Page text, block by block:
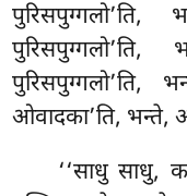
पुरिसपुग्गलो’ति,
ओवादका’ति, भन्ते,
‘‘साधु साधु,